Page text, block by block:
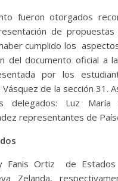
fueron otorgados
de
cumplido los
del documento oficial a
por los
de la sección 31.
delegados: Luz María
representantes de
Fanis Ortiz de
Zelanda,